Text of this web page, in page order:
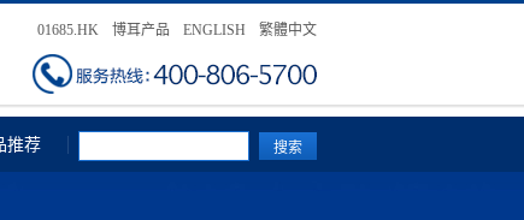
01685.HK 博耳产品 ENGLISH 繁體中文
推荐